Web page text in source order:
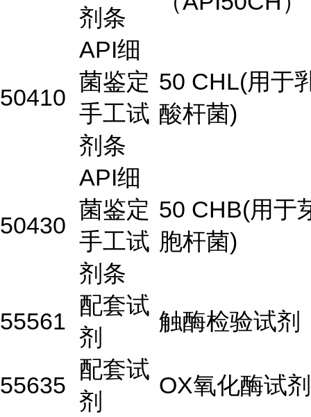
剂条
50410
API细
菌鉴定
手工试
剂条
50 CHL(用于
酸杆菌)
50430
API细
菌鉴定
手工试
剂条
50 CHB(用于
胞杆菌)
55561
配套试
剂
触酶检验试剂
55635
配套试
剂
OX氧化酶试剂